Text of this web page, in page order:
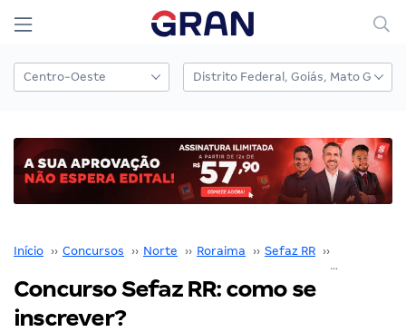
Início ›› Concursos ›› Norte ›› Roraima ›› Sefaz RR ››
Concurso Sefaz RR: como se
inscrever?